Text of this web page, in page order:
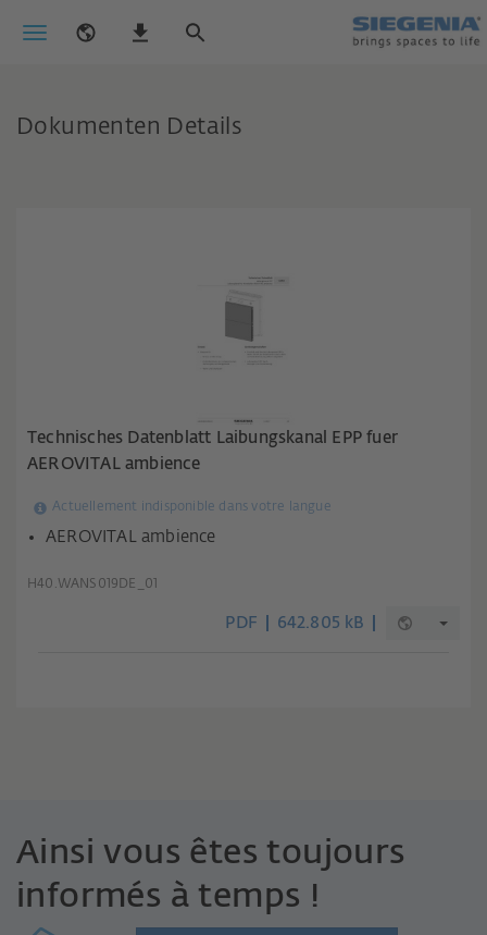
Dokumenten Details
Technisches Datenblatt Laibungskanal EPP fuer
AEROVITAL ambience
Actuellement indisponible dans votre langue
AEROVITAL ambience
H40.WANS019DE_01
PDF 642.805 kB
Ainsi vous êtes toujours
informés à temps !